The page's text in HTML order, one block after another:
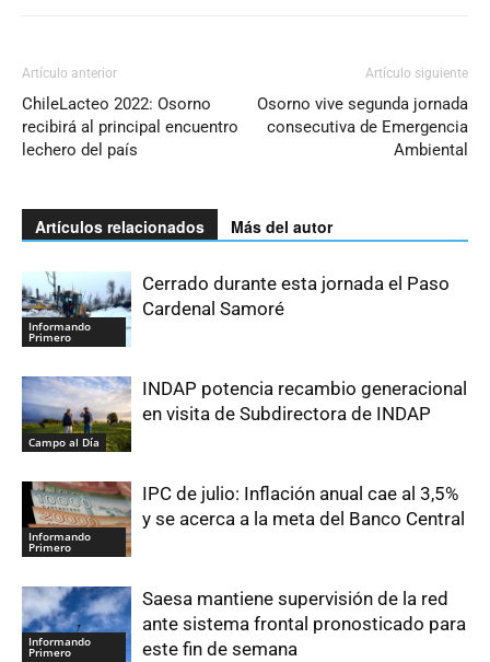
Artículo anterior
ChileLacteo 2022: Osorno
recibirá al principal encuentro
lechero del país
Artículo siguiente
Osorno vive segunda jornada
consecutiva de Emergencia
Ambiental
Artículos relacionados Más del autor
Informando
Primero
Cerrado durante esta jornada el Paso
Cardenal Samoré
Campo al Día
INDAP potencia recambio generacional
en visita de Subdirectora de INDAP
Informando
Primero
IPC de julio: Inflación anual cae al 3,5%
y se acerca a la meta del Banco Central
Informando
Primero
Saesa mantiene supervisión de la red
ante sistema frontal pronosticado para
este fin de semana